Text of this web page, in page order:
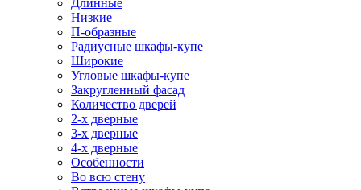
Длинные
Низкие
П-образные
Радиусные шкафы-купе
Широкие
Угловые шкафы-купе
Закругленный фасад
Количество дверей
2-х дверные
3-х дверные
4-х дверные
Особенности
Во всю стену